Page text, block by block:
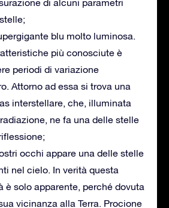
di alcuni parametri
blu molto luminosa.
più conosciute è
periodi di variazione
Attorno ad essa si trova una
interstellare, che, illuminata
ne fa una delle stelle
occhi appare una delle stelle
nel cielo. In verità questa
è solo apparente, perché dovuta
vicinanza alla Terra. Procione